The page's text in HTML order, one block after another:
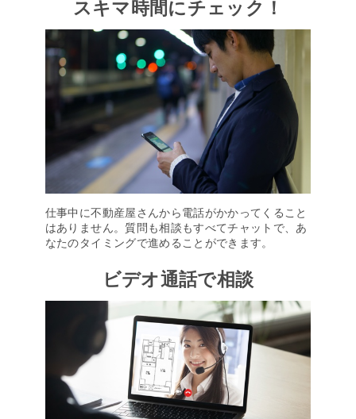
スキマ時間にチェック！
仕事中に不動産屋さんから電話がかかってくること
はありません。質問も相談もすべてチャットで、あ
なたのタイミングで進めることができます。
ビデオ通話で相談